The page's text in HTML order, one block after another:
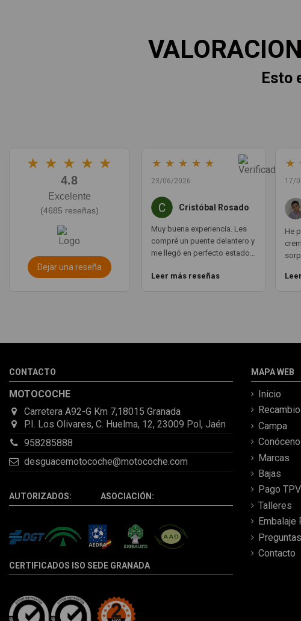
Esto
★ ★ ★ ★ ★
4.8
Excelente
(4685 reseñas)
Dejar una reseña
★ ★ ★ ★ ★
23/06/2026
Cristóbal Rosado
Muy buena experiencia. Les
compré un puente delantero y
me llegó en perfecto estado,
comunicación por WhatsApp
Leer más reseñas
★
17/
He
CONTACTO
MOTOCOCHE
Carretera A92-G Km 7,18015 Granada
P.I. Los Olivares, C. Huelma, 12, 23009 Pol, Jaén
958285888
desguacemotocoche@motocoche.com
AUTORIZADOS: ASOCIACIÓN:
CERTIFICADOS ISO SEDE GRANADA
MAPA WEB
Inicio
Campa
Marcas
Bajas
Pago TPV
Talleres
Embalaje
Contacto